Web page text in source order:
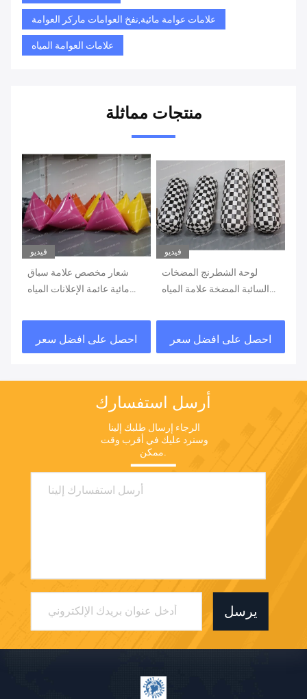
علامات عوامة مائية,نفخ العوامات ماركر العوامة
علامات العوامة المياه
منتجات مماثلة
فيديو
شعار مخصص علامة سباق
مائية عائمة الإعلانات المياه
السباقات العلامة الطوابق
المضخة للسباقات
احصل على افضل سعر
فيديو
لوحة الشطرنج المضخات
السائبة المضخة علامة المياه
احصل على افضل سعر
أرسل استفسارك
يرسل